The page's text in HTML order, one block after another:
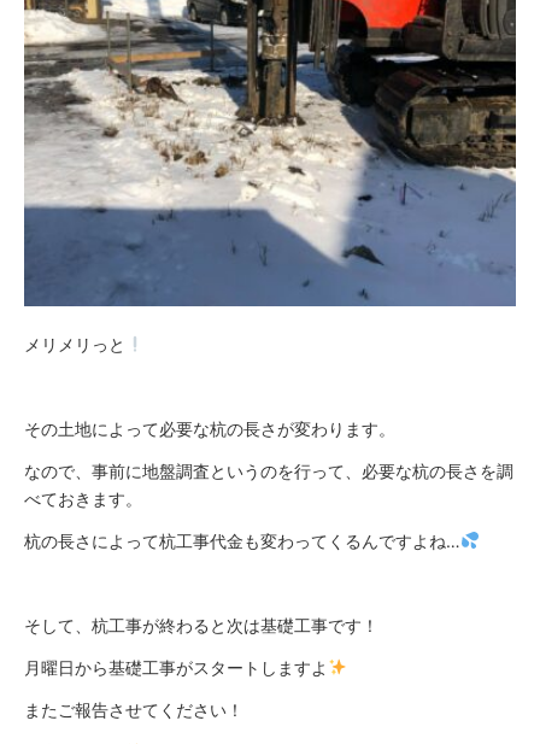
メリメリっと
その土地によって必要な杭の長さが変わります。
なので、事前に地盤調査というのを行って、必要な杭の長さを調
べておきます。
杭の長さによって杭工事代金も変わってくるんですよね…
そして、杭工事が終わると次は基礎工事です！
月曜日から基礎工事がスタートしますよ
またご報告させてください！